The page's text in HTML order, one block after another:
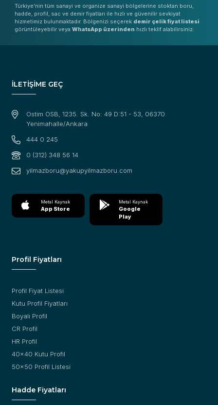
Türkiye'nin tüm sanayi ve organize sanayi bölgelerine stoktan boru,
hadde, profil, sac ve demir fiyatları ile hızlı ve güvenilir sevkiyat
hizmetimiz bulunmaktadır. Bölgenizi seçerek demir çelik fiyat listesi
görüntüleyebilir veya WhatsApp üzerinden hızlı teklif alabilirsiniz.
İLETİŞİME GEÇ
Ostim OSB, 1235. Sk. No: 49 D:51 - 53, 06370
Yenimahalle/Ankara
444 0 245
0 (312) 348 56 14
yilmazboru@yakupyilmazboru.com
Metal Kaynak
App Store
Metal Kaynak
Google
Play
Profil Fiyatları
Profil Fiyat Listesi
Kutu Profil Fiyatları
Boyalı Profil
CR Profil
HR Profil
40x40 Kutu Profil
50x50 Profil Listesi
Hadde Fiyatları